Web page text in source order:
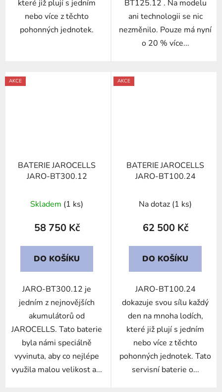
které již plují s jedním
nebo více z těchto
pohonných jednotek.
BT125.12 . Na modelu
ani technologii se nic
nezměnilo. Pouze má nyní
o 20 % více...
AKCE
BATERIE JAROCELLS
JARO-BT300.12
Skladem (1 ks)
58 750 Kč
DO KOŠÍKU
JARO-BT300.12 je
jedním z nejnovějších
akumulátorů od
JAROCELLS. Tato baterie
byla námi speciálně
vyvinuta, aby co nejlépe
využila malou velikost a...
AKCE
BATERIE JAROCELLS
JARO-BT100.24
Na dotaz (1 ks)
62 500 Kč
DO KOŠÍKU
JARO-BT100.24
dokazuje svou sílu každý
den na mnoha lodích,
které již plují s jedním
nebo více z těchto
pohonných jednotek. Tato
servisní baterie o...